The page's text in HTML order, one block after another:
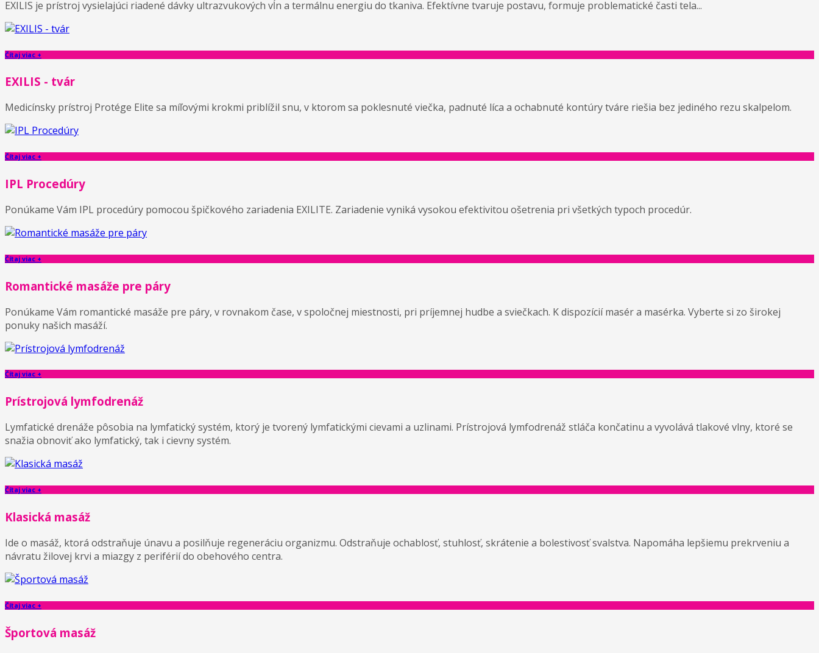
EXILIS je prístroj vysielajúci riadené dávky ultrazvukových vĺn a termálnu energiu do tkaniva. Efektívne tvaruje postavu, formuje problematické časti tela...
Čítaj viac +
EXILIS - tvár
Medicínsky prístroj Protége Elite sa míľovými krokmi priblížil snu, v ktorom sa poklesnuté viečka, padnuté líca a ochabnuté kontúry tváre riešia bez jediného rezu skalpelom.
Čítaj viac +
IPL Procedúry
Ponúkame Vám IPL procedúry pomocou špičkového zariadenia EXILITE. Zariadenie vyniká vysokou efektivitou ošetrenia pri všetkých typoch procedúr.
Čítaj viac +
Romantické masáže pre páry
Ponúkame Vám romantické masáže pre páry, v rovnakom čase, v spoločnej miestnosti, pri príjemnej hudbe a sviečkach. K dispozícií masér a masérka. Vyberte si zo širokej
ponuky našich masáží.
Čítaj viac +
Prístrojová lymfodrenáž
Lymfatické drenáže pôsobia na lymfatický systém, ktorý je tvorený lymfatickými cievami a uzlinami. Prístrojová lymfodrenáž stláča končatinu a vyvolává tlakové vlny, ktoré se
snažia obnoviť ako lymfatický, tak i cievny systém.
Čítaj viac +
Klasická masáž
Ide o masáž, ktorá odstraňuje únavu a posilňuje regeneráciu organizmu. Odstraňuje ochablosť, stuhlosť, skrátenie a bolestivosť svalstva. Napomáha lepšiemu prekrveniu a
návratu žilovej krvi a miazgy z periférií do obehového centra.
Čítaj viac +
Športová masáž